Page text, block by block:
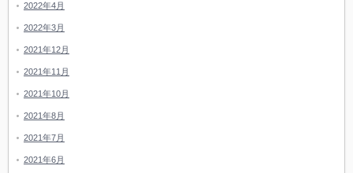
2022年4月
2022年3月
2021年12月
2021年11月
2021年10月
2021年8月
2021年7月
2021年6月